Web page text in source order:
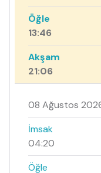
Öğle
13:46
Akşam
21:06
08 Ağustos
İmsak
04:20
Öğle